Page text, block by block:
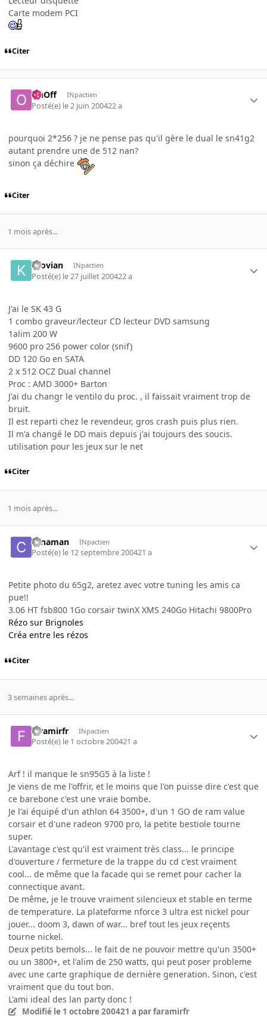
Carte modem PCI
Citer
OnOff INpactien
Posté(e) le 2 juin 200422 a
pourquoi 2*256 ? je ne pense pas qu'il gère le dual le sn41g2
autant prendre une de 512 nan?
sinon ça déchire
Citer
1 mois après...
Krovian INpactien
Posté(e) le 27 juillet 200422 a
J'ai le SK 43 G
1 combo graveur/lecteur CD lecteur DVD samsung
1alim 200 W
9600 pro 256 power color (snif)
DD 120 Go en SATA
2 x 512 OCZ Dual channel
Proc : AMD 3000+ Barton
J'ai du changr le ventilo du proc. , il faissait vraiment trop de
bruit.
Il est reparti chez le revendeur, gros crash puis plus rien.
Il m'a changé le DD mais depuis j'ai toujours des soucis.
utilisation pour les jeux sur le net
Citer
1 mois après...
canaman INpactien
Posté(e) le 12 septembre 200421 a
Petite photo du 65g2, aretez avec votre tuning les amis ca
pue!!
3.06 HT fsb800 1Go corsair twinX XMS 240Go Hitachi 9800Pro
Rézo sur Brignoles
Créa entre les rézos
Citer
3 semaines après...
faramirfr INpactien
Posté(e) le 1 octobre 200421 a
Arf ! il manque le sn95G5 à la liste !
Je viens de me l'offrir, et le moins que l'on puisse dire c'est que
ce barebone c'est une vraie bombe.
Je l'ai équipé d'un athlon 64 3500+, d'un 1 GO de ram value
corsair et d'une radeon 9700 pro, la petite bestiole tourne
super.
L'avantage c'est qu'il est vraiment très class... le principe
d'ouverture / fermeture de la trappe du cd c'est vraiment
cool... de même que la facade qui se remet pour cacher la
connectique avant.
De même, je le trouve vraiment silencieux et stable en terme
de temperature. La plateforme nforce 3 ultra est nickel pour
jouer... doom 3, dawn of war... bref tout les jeux reçents
tourne nickel.
Deux petits bemols... le fait de ne pouvoir mettre qu'un 3500+
ou un 3800+, et l'alim de 250 watts, qui peut poser probleme
avec une carte graphique de dernière generation. Sinon, c'est
vraiment que du tout bon.
L'ami ideal des lan party donc !
Modifié le 1 octobre 200421 a par faramirfr